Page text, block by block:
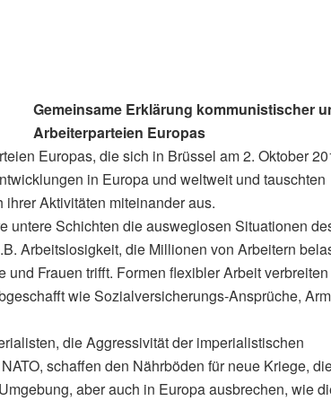
Gemeinsame Erklärung kommunistischer
Arbeiterparteien Europas
Europas, die sich in Brüssel am 2. Oktober
in Europa und weltweit und tauschten
Aktivitäten miteinander aus.
untere Schichten die ausweglosen Situationen
Arbeitslosigkeit, die Millionen von Arbeitern
Frauen trifft. Formen flexibler Arbeit verbreiten
wie Sozialversicherungs-Ansprüche,
die Aggressivität der imperialistischen
schaffen den Nährböden für neue Kriege,
aber auch in Europa ausbrechen, wie